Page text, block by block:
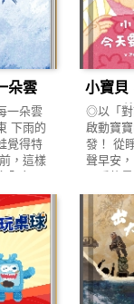
朵雲
一朵雲
下雨的
覺得特
，這樣
先跑到
媽總是
，媽媽
蕩蕩的
不想上
老師要
：「我
小寶貝
◎以「對
啟動寶
發！ 從
聲早安
—— 這一
你，變
《小寶
什麼？
日生活為
早餐、
聽故事